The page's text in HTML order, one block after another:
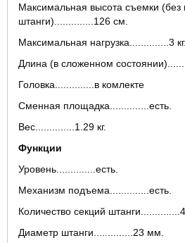
Максимальная высота съемки (без
штанги)..............126 см.
Максимальная нагрузка..............3 кг.
Длина (в сложенном
Головка..............в комлекте
Сменная площадка..............есть.
Вес..............1.29 кг.
Функции
Уровень..............есть.
Механизм подъема..............есть.
Количество секций штанги..............4
Диаметр штанги..............23 мм.